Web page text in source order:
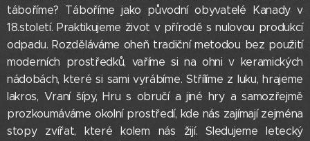
táboříme? Táboříme jako původní obyvatelé Kanady v
18.století. Praktikujeme život v přírodě s nulovou produkcí
odpadu. Rozděláváme oheň tradiční metodou bez použití
moderních prostředků, vaříme si na ohni v keramických
nádobách, které si sami vyrábíme. Střílíme z luku, hrajeme
lakros, Vraní šípy, Hru s obručí a jiné hry a samozřejmě
prozkoumáváme okolní prostředí, kde nás zajímají zejména
stopy zvířat, které kolem nás žijí. Sledujeme letecký